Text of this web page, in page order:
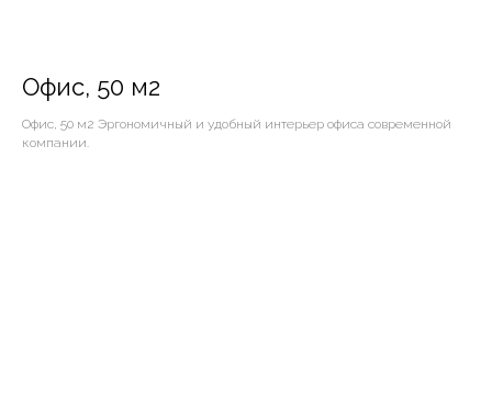
Офис, 50 м2
Офис, 50 м2 Эргономичный и удобный интерьер офиса современной
компании.